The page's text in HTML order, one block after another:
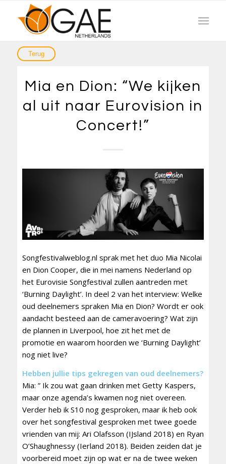
Mia en Dion: “We kijken
al uit naar Eurovision in
Concert!”
Songfestivalweblog.nl sprak met het duo Mia Nicolai
en Dion Cooper, die in mei namens Nederland op
het Eurovisie Songfestival zullen aantreden met
‘Burning Daylight’. In deel 2 van het interview: Welke
oud deelnemers spraken Mia en Dion? Wordt er ook
aandacht besteed aan de cameravoering? Wat zijn
de plannen in Liverpool, hoe zit het met de
promotie en waarom hoorden we ‘Burning Daylight’
nog niet live?
Hebben jullie tips gekregen van oud deelnemers?
Mia: ” Ik zou wat gaan drinken met Getty Kaspers,
maar onze agenda’s kwamen nog niet overeen.
Verder heb ik S10 nog gesproken, maar ik heb ook
over het songfestival gesproken met twee goede
vrienden van mij: Ari Olafsson (IJsland 2018) en Ryan
O’Shaughnessy (Ierland 2018). Beiden zeiden dat je
voorbereid moet zijn op wat er na de twee weken